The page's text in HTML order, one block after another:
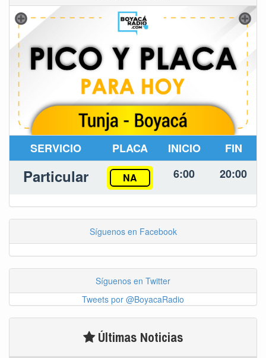
SERVICIO PLACA INICIO FIN
Particular NA 6:00 20:00
Síguenos en Facebook
Síguenos en Twitter
Tweets por @BoyacaRadio
Últimas Noticias